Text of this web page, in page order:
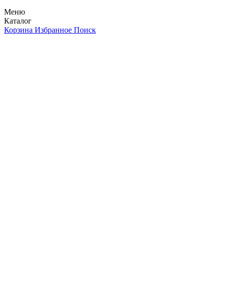
Меню
Каталог
Корзина Избранное Поиск